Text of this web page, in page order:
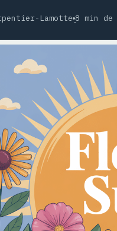
Lamotte·8 min